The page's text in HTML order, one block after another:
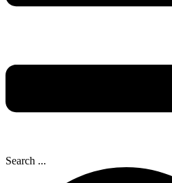
Search ...